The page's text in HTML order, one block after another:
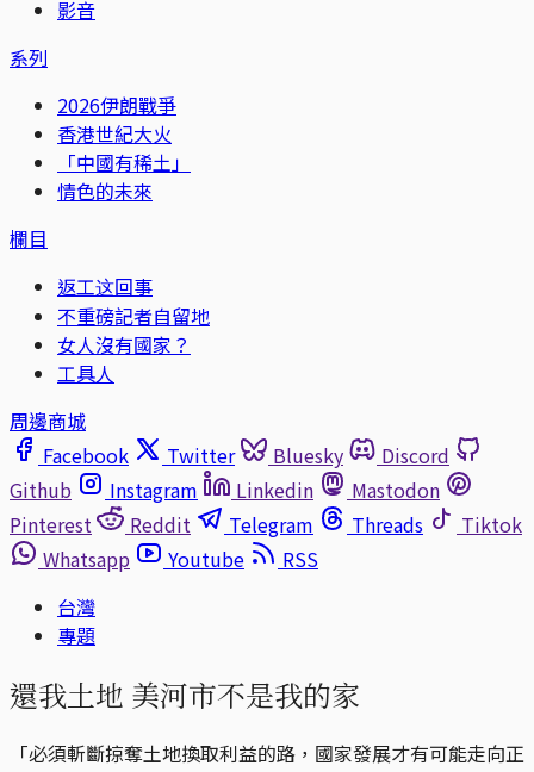
影音
系列
2026伊朗戰爭
香港世紀大火
「中國有稀土」
情色的未來
欄目
返工这回事
不重磅記者自留地
女人沒有國家？
工具人
周邊商城
Facebook
Twitter Bluesky
Discord
Github
Instagram Linkedin
Mastodon
Pinterest
Reddit Telegram Threads
Tiktok
Whatsapp
Youtube
RSS
台灣
專題
還我土地 美河市不是我的家
「必須斬斷掠奪土地換取利益的路，國家發展才有可能走向正